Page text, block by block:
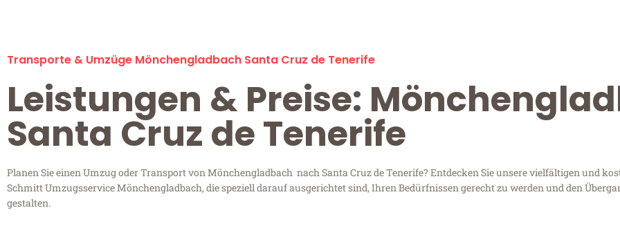
Transporte & Umzüge Mönchengladbach Santa Cruz de Tenerife
Leistungen & Preise:
Santa Cruz de Tenerife
Planen Sie einen Umzug oder Transport von Mönchengladbach nach Santa Cruz de Tenerife? Entdecken Sie unsere vielfältigen und
Schmitt Umzugsservice Mönchengladbach, die speziell darauf ausgerichtet sind, Ihren Bedürfnissen gerecht zu werden und den
gestalten.